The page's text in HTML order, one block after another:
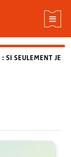
SI SEULEMENT JE